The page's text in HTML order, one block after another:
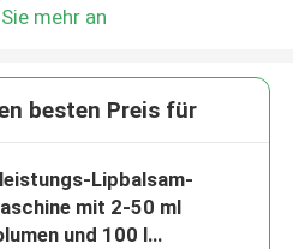
mehr an
besten Preis für
Lipbalsam-
mit 2-50 ml
und 100 l